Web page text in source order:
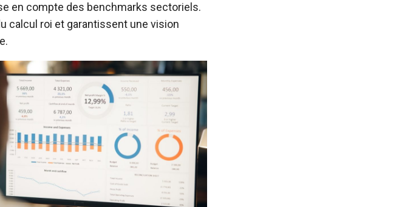
en compte des benchmarks sectoriels.
calcul roi et garantissent une vision